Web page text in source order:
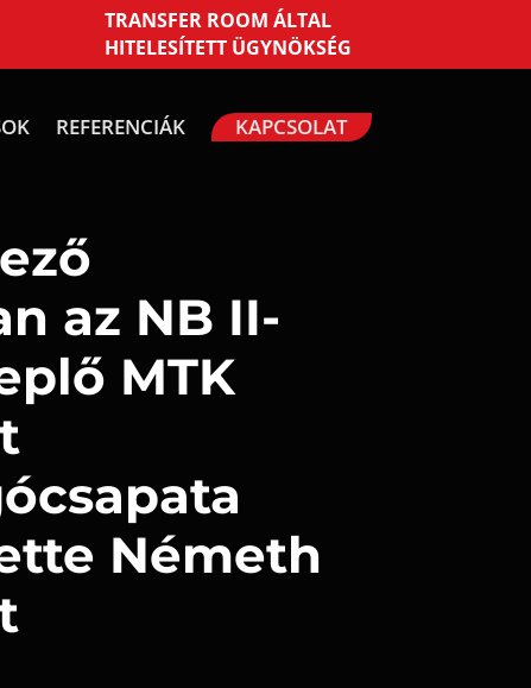
TRANSFER ROOM ÁLTAL
HITELESÍTETT ÜGYNÖKSÉG
REFERENCIÁK KAPCSOLAT
az NB II-
MTK
Németh